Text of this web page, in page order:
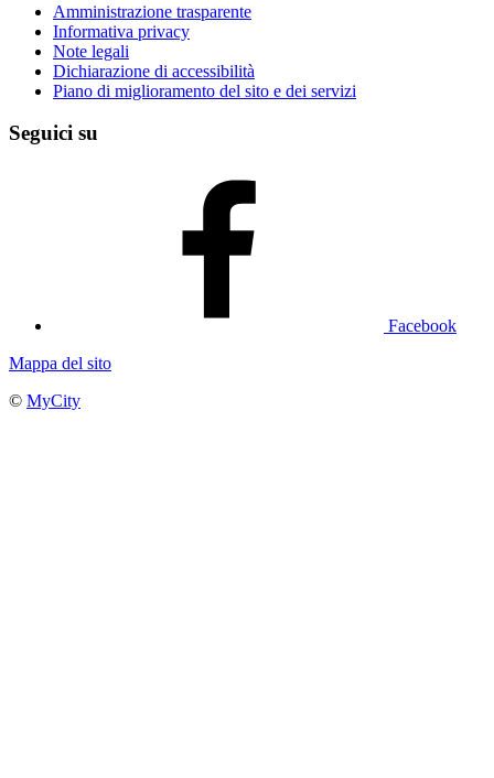
Amministrazione trasparente
Informativa privacy
Note legali
Dichiarazione di accessibilità
Piano di miglioramento del sito e dei servizi
Seguici su
Facebook
Mappa del sito
© MyCity